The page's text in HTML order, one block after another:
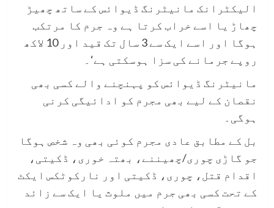
الیکٹرانک مانیٹرنگ ڈیوائس کے ساتھ چھیڑ
چھاڑ یا اسے خراب کرتا ہے وہ جرم کا مرتکب
ہوگا اور اسے ایک سے 3 سال تک قید اور 10 لاکھ
روپے جرمانے کی سزا ہوسکتی ہے‘۔
مانیٹرنگ ڈیوائس کو پہنچنے والے کسی بھی
نقصان کے لیے بھی مجرم کو ادائیگی کرنی
ہوگی۔
بل کے مطابق عادی مجرم کوئی بھی وہ شخص ہوگا
جو گاڑی چوری/چھیننے، بھتہ خوری، ڈکیتی،
اقدام قتل، چوری، ڈکیتی اور نارکوٹکس ایکٹ
کے تحت کسی بھی جرم میں ملوث یا ایک سے زائد